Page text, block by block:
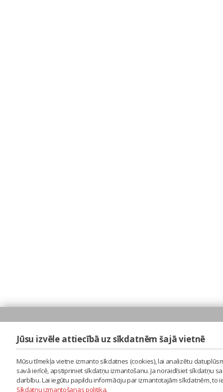
Jūsu izvēle attiecībā uz sīkdatnēm šajā vietnē
Mūsu tīmekļa vietne izmanto sīkdatnes (cookies), lai analizētu
savā ierīcē, apstipriniet sīkdatņu izmantošanu. Ja noraidīsiet sīkdatņu
darbību. Lai iegūtu papildu informāciju par izmantotajām sīkdatnēm,
Sīkdatņu izmantošanas politika.